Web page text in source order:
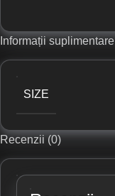
Informații suplimentare
SIZE
Recenzii (0)